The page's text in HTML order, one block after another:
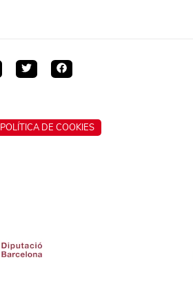
POLÍTICA DE COOKIES